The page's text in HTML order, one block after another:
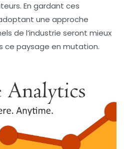
En gardant ces
une approche
de l’industrie seront mieux
ce paysage en mutation.